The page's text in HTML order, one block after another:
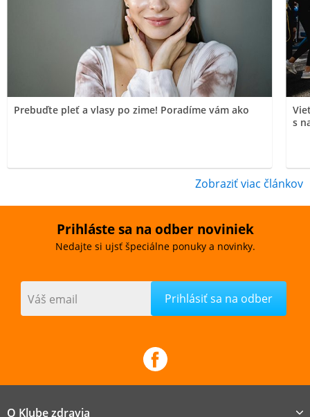
Prebuďte pleť a vlasy po zime! Poradíme vám ako
s
Zobraziť viac článkov
Prihláste sa na odber noviniek
Nedajte si ujsť špeciálne ponuky a novinky.
Váš email
O Klube zdravia